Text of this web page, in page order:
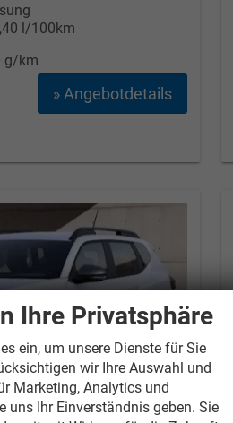
l/100km
g/km
» Angebotdetails
Ihre Privatsphäre
ein, um unsere Dienste für Sie
wir Ihre Auswahl und
Marketing, Analytics und
uns Ihr Einverständnis geben. Sie